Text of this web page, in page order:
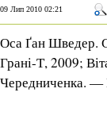
09 Лип 2010 02:21
Оса Ґан Шведер.
Грані-Т, 2009;
Чередниченка. —